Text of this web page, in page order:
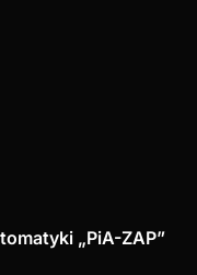
„PiA-ZAP”